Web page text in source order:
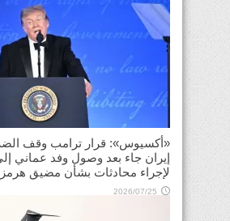
«أكسيوس»: قرار ترامب وقف
إيران جاء بعد وصول وفد عماني
لإجراء محادثات بشأن مضيق هرمز
2026/07/25